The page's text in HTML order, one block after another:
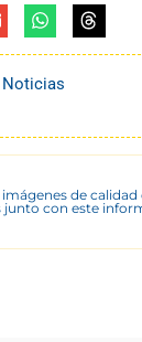
de
junto con este